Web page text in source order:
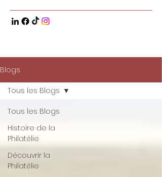
Blogs
Tous les Blogs
Histoire de la
Philatélie
Découvrir la
Philatélie
Tous les Blogs